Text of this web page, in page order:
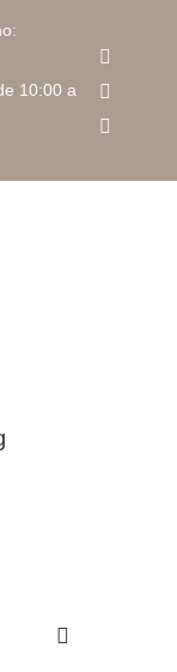
10:00 a